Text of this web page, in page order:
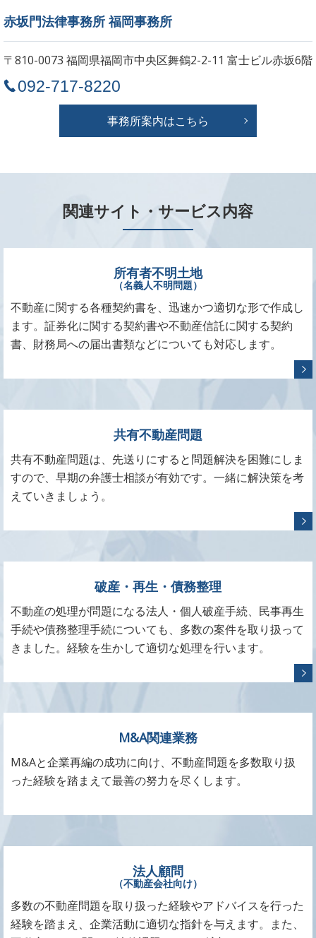
赤坂門法律事務所 福岡事務所
〒810-0073 福岡県福岡市中央区舞鶴2-2-11 富士ビル赤坂6階
092-717-8220
事務所案内はこちら
関連サイト・サービス内容
所有者不明土地
（名義人不明問題）
不動産に関する各種契約書を、迅速かつ適切な形で作成し
ます。証券化に関する契約書や不動産信託に関する契約
書、財務局への届出書類などについても対応します。
共有不動産問題
共有不動産問題は、先送りにすると問題解決を困難にしま
すので、早期の弁護士相談が有効です。一緒に解決策を考
えていきましょう。
破産・再生・債務整理
不動産の処理が問題になる法人・個人破産手続、民事再生
手続や債務整理手続についても、多数の案件を取り扱って
きました。経験を生かして適切な処理を行います。
M&A関連業務
M&Aと企業再編の成功に向け、不動産問題を多数取り扱
った経験を踏まえて最善の努力を尽くします。
法人顧問
（不動産会社向け）
多数の不動産問題を取り扱った経験やアドバイスを行った
経験を踏まえ、企業活動に適切な指針を与えます。また、